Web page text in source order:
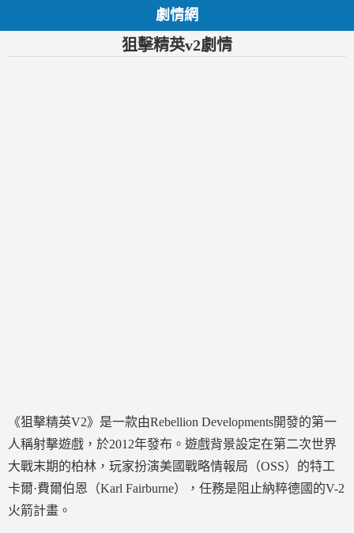
劇情網
狙擊精英v2劇情
《狙擊精英V2》是一款由Rebellion Developments開發的第一
人稱射擊遊戲，於2012年發布。遊戲背景設定在第二次世界
大戰末期的柏林，玩家扮演美國戰略情報局（OSS）的特工
卡爾·費爾伯恩（Karl Fairburne），任務是阻止納粹德國的V-2
火箭計畫。